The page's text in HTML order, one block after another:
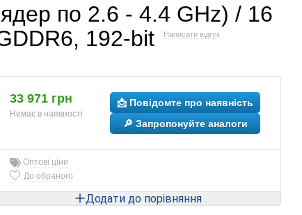
по 2.6 - 4.4 GHz) / 16
192-bit
Написати відгук
33 971 грн
Немає в наявності
📩 Повідомте про наявність
🔎 Запропонуйте аналоги
Оптові ціни
До обраного
Додати до порівняння